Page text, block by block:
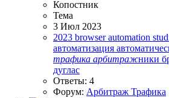
Копостник
Тема
3 Июл 2023
2023 browser automation
автоматизация
трафика арбитражники
дуглас
Ответы: 4
Форум: Арбитраж Трафика